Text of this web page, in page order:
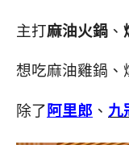
主打麻油火鍋 、
想吃麻油雞鍋、
除了 阿里郎 、 九